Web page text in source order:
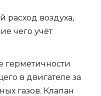
расход воздуха,
чего учёт
в двигателе за
газов. Клапан